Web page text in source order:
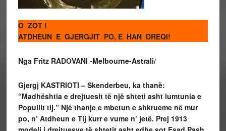
O ZOT !
ATDHEUN E GJERGJIT PO, E HAN DREQI!
Nga Fritz RADOVANI -Melbourne-Astrali/
Gjergj KASTRIOTI – Skenderbeu, ka thanë:
“Madhështia e drejtuesit të një shteti asht lumtunia e
Popullit tij.” Një thanje e mbetun e shkrueme në mur
po, n’ Atdheun e Tij kurr e vume n’ jetë. Prej 1913